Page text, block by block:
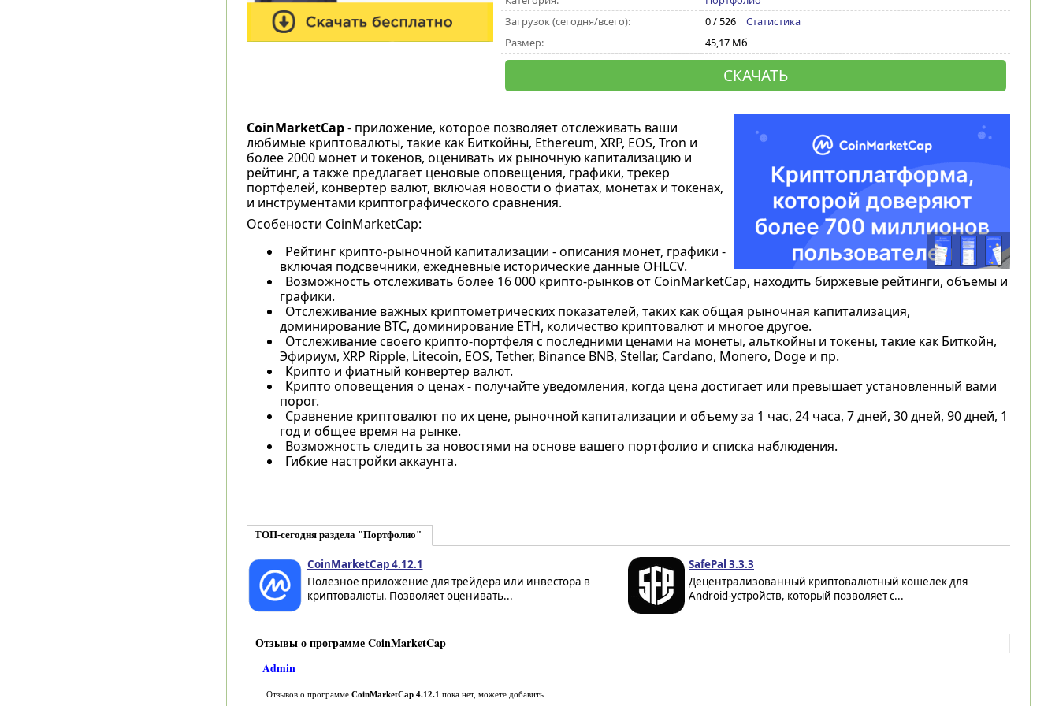
Загрузок (сегодня/всего):
0 / 526 | Статистика
Размер:
45,17 Мб
СКАЧАТЬ
CoinMarketCap- приложение, которое позволяет отслеживать ваши
любимые криптовалюты, такие как Биткойны, Ethereum, XRP, EOS, Tron и
более 2000 монет и токенов, оценивать их рыночную капитализацию и
рейтинг, а также предлагает ценовые оповещения, графики, трекер
портфелей, конвертер валют, включая новости о фиатах, монетах и токенах,
и инструментами криптографического сравнения.
Особености CoinMarketCap:
Рейтинг крипто-рыночной капитализации - описания монет, графики -
включая подсвечники, ежедневные исторические данные OHLCV.
Возможность отслеживать более 16 000 крипто-рынков от CoinMarketCap, находить биржевые рейтинги, объемы и
графики.
Отслеживание важных криптометрических показателей, таких как общая рыночная капитализация,
доминирование BTC, доминирование ETH, количество криптовалют и многое другое.
Отслеживание своего крипто-портфеля с последними ценами на монеты, альткойны и токены, такие как Биткойн,
Эфириум, XRP Ripple, Litecoin, EOS, Tether, Binance BNB, Stellar, Cardano, Monero, Doge и пр.
Крипто и фиатный конвертер валют.
Крипто оповещения о ценах - получайте уведомления, когда цена достигает или превышает установленный вами
порог.
Сравнение криптовалют по их цене, рыночной капитализации и объему за 1 час, 24 часа, 7 дней, 30 дней, 90 дней, 1
год и общее время на рынке.
Возможность следить за новостями на основе вашего портфолио и списка наблюдения.
Гибкие настройки аккаунта.
ТОП-сегодня раздела "Портфолио"
CoinMarketCap 4.12.1
Полезное приложение для трейдера или инвестора в
криптовалюты. Позволяет оценивать...
SafePal 3.3.3
Децентрализованный криптовалютный кошелек для
Android-устройств, который позволяет с...
Отзывы о программе CoinMarketCap
Admin
Отзывов о программе CoinMarketCap 4.12.1 пока нет, можете добавить...